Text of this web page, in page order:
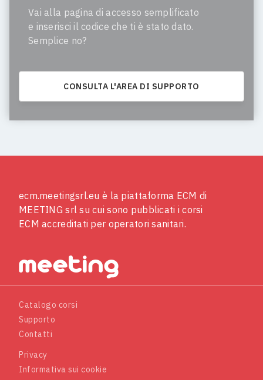
Vai alla pagina di accesso semplificato
e inserisci il codice che ti è stato dato.
Semplice no?
CONSULTA L'AREA DI SUPPORTO
ecm.meetingsrl.eu è la piattaforma ECM di
MEETING srl su cui sono pubblicati i corsi
ECM accreditati per operatori sanitari.
Catalogo corsi
Supporto
Contatti
Privacy
Informativa sui cookie